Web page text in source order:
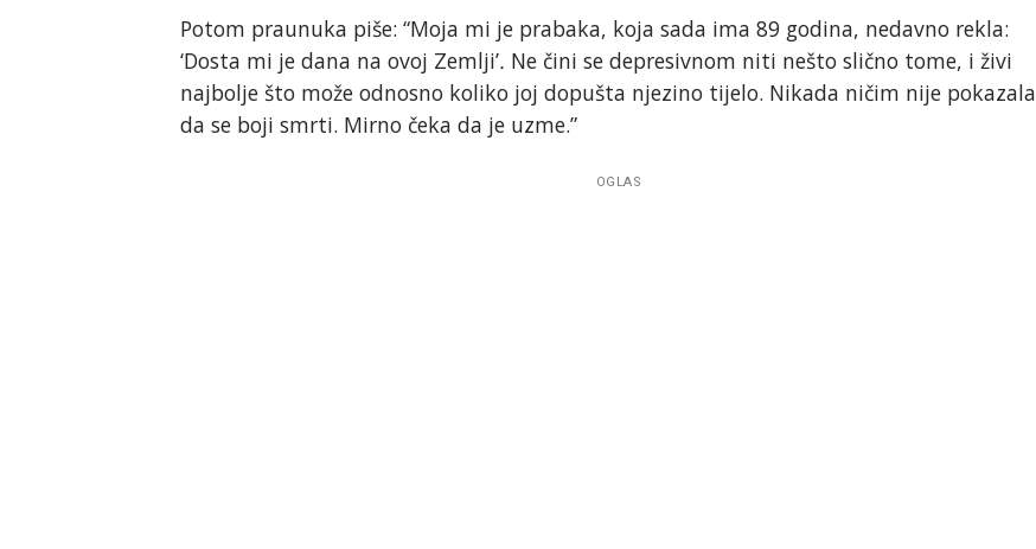
Potom praunuka piše: “Moja mi je prabaka, koja sada ima 89 godina, nedavno rekla:
‘Dosta mi je dana na ovoj Zemlji’. Ne čini se depresivnom niti nešto slično tome, i živi
najbolje što može odnosno koliko joj dopušta njezino tijelo. Nikada ničim nije pokazala
da se boji smrti. Mirno čeka da je uzme.”
OGLAS